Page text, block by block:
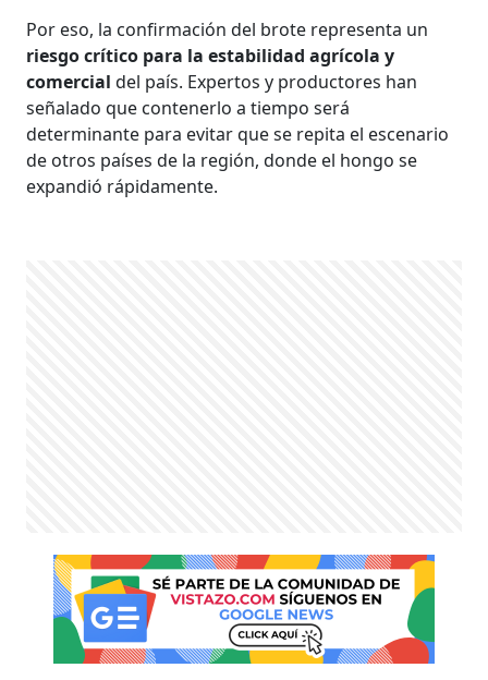
Por eso, la confirmación del brote representa un
riesgo crítico para la estabilidad agrícola y
comercial del país. Expertos y productores han
señalado que contenerlo a tiempo será
determinante para evitar que se repita el escenario
de otros países de la región, donde el hongo se
expandió rápidamente.